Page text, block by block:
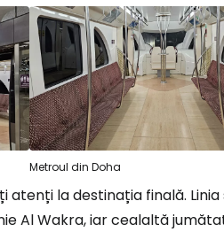
Metroul din Doha
la destinația finală. Linia
Al Wakra, iar cealaltă